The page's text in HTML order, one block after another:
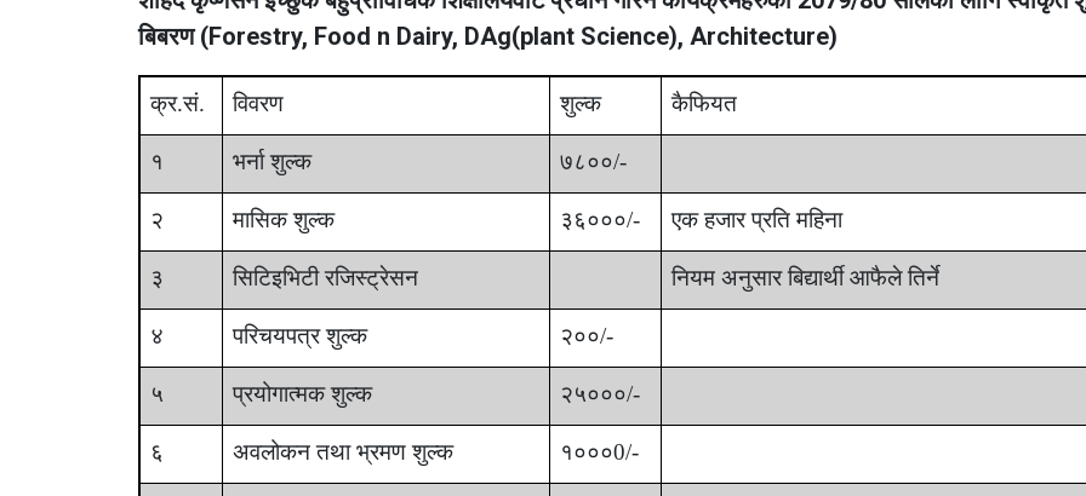
बिबरण (Forestry, Food n Dairy, DAg(plant Science), Architecture)
क्र.सं. विवरण शुल्क कैफियत
१ भर्ना शुल्क ७८००/-
२ मासिक शुल्क ३६०००/- एक हजार प्रति महिना
३ सिटिइभिटी रजिस्ट्रेसन नियम अनुसारबिद्यार्थी आफैले तिर्ने
४ परिचयपत्र शुल्क २००/-
५ प्रयोगात्मक शुल्क २५०००/-
६ अवलोकन तथा भ्रमण शुल्क १०००0/-